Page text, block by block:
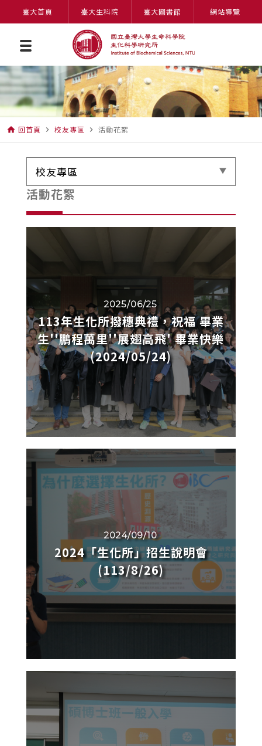
臺大首頁 臺大生科院 臺大圖書館 網站導覽
home 回首頁 navigate_next 校友專區 navigate_next 活動花絮
校友專區
活動花絮
2025/06/25
113年生化所撥穗典禮，祝福 畢業
生''鵬程萬里''展翅高飛' 畢業快樂
(2024/05/24)
2024/09/10
2024「生化所」招生說明會
(113/8/26)